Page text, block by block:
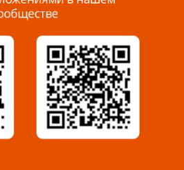
95
1А
37 (БЦ «Дикомп»)